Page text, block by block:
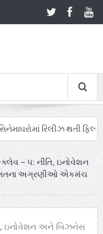
રિલીઝ થતી ફિલ્મ ‘ઓહ
Z ના નામે આંદોલનના ભાગ
– ૫: નીતિ, ઇનોવેશન
જગતના અગ્રણીઓ એકમંચ